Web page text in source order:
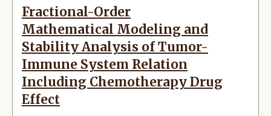
Fractional-Order
Mathematical Modeling and
Stability Analysis of Tumor-
Immune System Relation
Including Chemotherapy Drug
Effect